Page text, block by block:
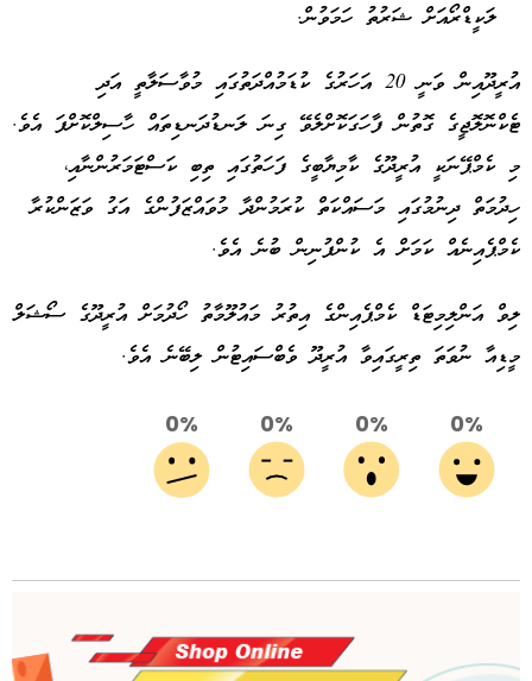
ލަކީޑްރޯއަށް ޝަރުތު ހަމަވުން.
އުރީދޫއިން ވަނީ 20 އަހަރުގެ ކުޑަމުއްދަތުގައި މުވާސަލާތީ އަދި
ޓެކްނޮލޮޖީގެ ގޮތުން ފާހަގަކޮށްލެވޭ ގިނަ ލަނޑުދަނޑިތައް ހާސިލްކޮށްފަ އެވެ.
މި ކެމްޕޭނަކީ އުރީދޫގެ ކާމިޔާބީގެ ފަހަތުގައި ތިބި ކަސްޓަމަރުންނާއި،
ހިދުމަތް ދިނުމުގައި މަސައްކަތް ކުރަމުންދާ މުވައްޒަފުންގެ އަގު ވަޒަންކުރާ
ކެމްޕެއިނެއް ކަމަށް އެ ކުންފުނިން ބުނެ އެވެ.
ލިވް އަންލިމިޓަޑް ކެމްޕެއިންގެ އިތުރު މައުލޫމާތު ހޯދުމަށް އުރީދޫގެ ސޯޝަލް
މީޑިއާ ނުވަތަ ތިރީގައިވާ އުރީދޫ ވެބްސައިޓުން ލިބޭނެ އެވެ.
0%
0%
0%
0%